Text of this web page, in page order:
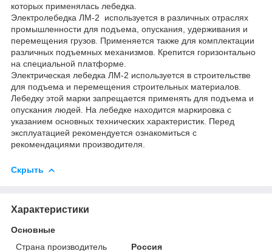
которых применялась лебедка.
Электролебедка ЛМ-2 используется в различных отраслях
промышленности для подъема, опускания, удерживания и
перемещения грузов. Применяется также для комплектации
различных подъемных механизмов. Крепится горизонтально
на специальной платформе.
Электрическая лебедка ЛМ-2 используется в строительстве
для подъема и перемещения строительных материалов.
Лебедку этой марки запрещается применять для подъема и
опускания людей. На лебедке находится маркировка с
указанием основных технических характеристик. Перед
эксплуатацией рекомендуется ознакомиться с
рекомендациями производителя.
Скрыть
Характеристики
Основные
Страна производитель
Россия